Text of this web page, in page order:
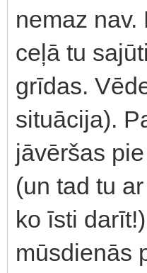
nemaz
ceļā tu
grīdas.
situācija).
jāvēršas
(un tad tu
ko īsti
mūsdienās